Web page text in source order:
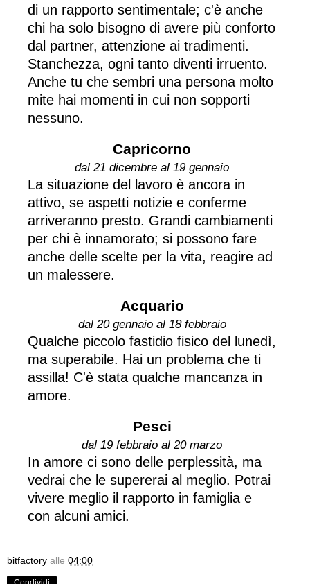
di un rapporto sentimentale; c'è anche
chi ha solo bisogno di avere più conforto
dal partner, attenzione ai tradimenti.
Stanchezza, ogni tanto diventi irruento.
Anche tu che sembri una persona molto
mite hai momenti in cui non sopporti
nessuno.
Capricorno
dal 21 dicembre al 19 gennaio
La situazione del lavoro è ancora in
attivo, se aspetti notizie e conferme
arriveranno presto. Grandi cambiamenti
per chi è innamorato; si possono fare
anche delle scelte per la vita, reagire ad
un malessere.
Acquario
dal 20 gennaio al 18 febbraio
Qualche piccolo fastidio fisico del lunedì,
ma superabile. Hai un problema che ti
assilla! C'è stata qualche mancanza in
amore.
Pesci
dal 19 febbraio al 20 marzo
In amore ci sono delle perplessità, ma
vedrai che le supererai al meglio. Potrai
vivere meglio il rapporto in famiglia e
con alcuni amici.
bitfactory alle 04:00